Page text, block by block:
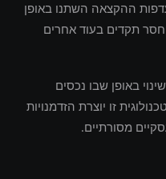
ההקצאה השתנו באופן
תקדים בעוד אחרים
באופן שבו נכסים
זו יוצרת הזדמנויות
מסורתיים.